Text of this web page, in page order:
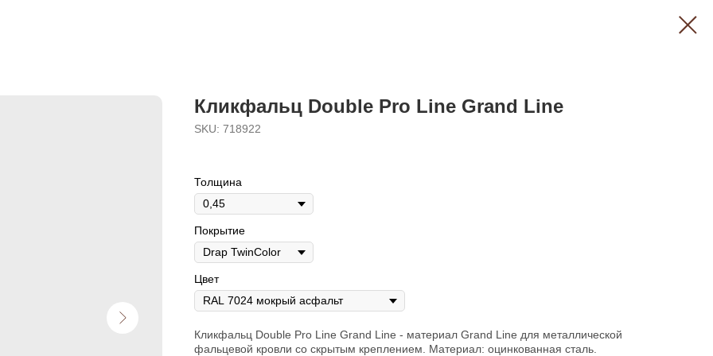
Кликфальц Double Pro Line Grand Line
SKU: 718922
Толщина
Покрытие
Цвет
Кликфальц Double Pro Line Grand Line - материал Grand Line для металлической
фальцевой кровли со скрытым креплением. Материал: оцинкованная сталь.